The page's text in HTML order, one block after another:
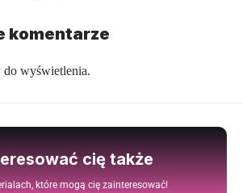
komentarze
do wyświetlenia.
cię także
które mogą cię zainteresować!